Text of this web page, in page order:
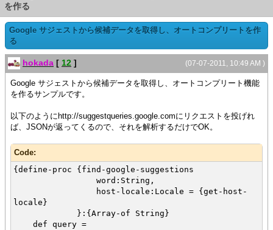
を作る
Google サジェストから候補データを取得し、オートコンプリートを作
る
(07-07-2011, 10:49 AM )
hokada [ 12 ]
Google サジェストから候補データを取得し、オートコンプリート機能
を作るサンプルです。
以下のようにhttp://suggestqueries.google.comにリクエストを投げれ
ば、JSONが返ってくるので、それを解析するだけでOK。
Code:
{define-proc {find-google-suggestions
word:String,
host-locale:Locale = {get-host-
locale}
}:{Array-of String}
def query =